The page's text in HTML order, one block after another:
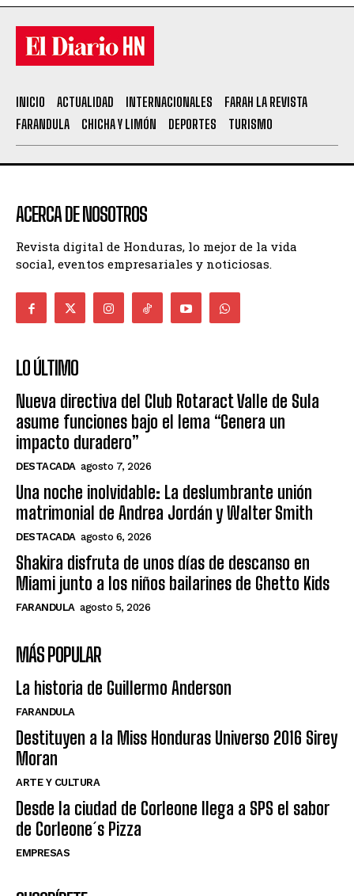
INICIO ACTUALIDAD INTERNACIONALES
FARAH LA REVISTA
FARANDULA
CHICHA Y LIMÓN DEPORTES TURISMO
ACERCA DE NOSOTROS
Revista digital de Honduras, lo mejor de la vida
social, eventos empresariales y noticiosas.
LO ÚLTIMO
Nueva directiva del Club Rotaract Valle de Sula
asume funciones bajo el lema “Genera un
impacto duradero”
DESTACADA agosto 7, 2026
Una noche inolvidable: La deslumbrante unión
matrimonial de Andrea Jordán y Walter Smith
DESTACADA agosto 6, 2026
Shakira disfruta de unos días de descanso en
Miami junto a los niños bailarines de Ghetto Kids
FARANDULA agosto 5, 2026
MÁS POPULAR
La historia de Guillermo Anderson
FARANDULA
Destituyen a la Miss Honduras Universo 2016 Sirey
Moran
ARTE Y CULTURA
Desde la ciudad de Corleone llega a SPS el sabor
de Corleone´s Pizza
EMPRESAS